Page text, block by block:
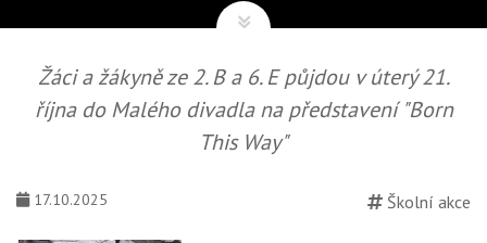
Žáci a žákyně ze 2. B a 6. E půjdou v úterý 21.
října do Malého divadla na představení "Born
This Way"
17.10.2025 Školní akce